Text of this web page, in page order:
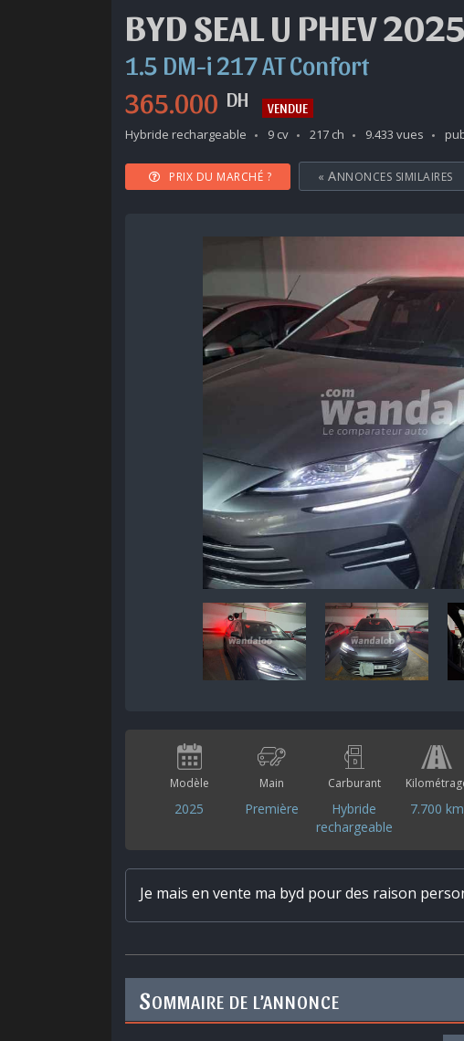
BYD SEAL U PHEV 2025
1.5 DM-i 217 AT Confort
365.000 DH VENDUE
Hybride rechargeable 9 cv 217 ch 9.433 vues
PRIX DU MARCHÉ ? « ANNONCES SIMILAIRES
Modèle
2025
Main
Première
Carburant
Hybride
rechargeable
7.700 km
Je mais en vente ma byd pour des raison
SOMMAIRE DE L’ANNONCE